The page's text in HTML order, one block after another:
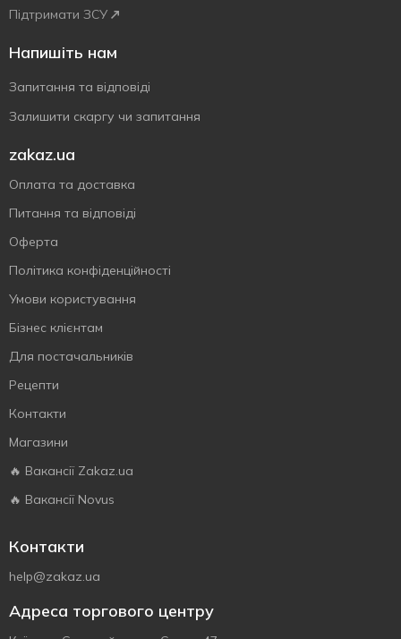
Підтримати ЗСУ
Напишіть нам
Запитання та відповіді
Залишити скаргу чи запитання
zakaz.ua
Оплата та доставка
Питання та відповіді
Оферта
Політика конфіденційності
Умови користування
Бізнес клієнтам
Для постачальників
Рецепти
Контакти
Магазини
🔥 Вакансії Zakaz.ua
🔥 Вакансії Novus
Контакти
help@zakaz.ua
Адреса торгового центру